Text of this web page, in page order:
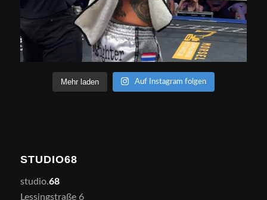
Mehr laden Auf Instagram folgen
STUDIO68
studio.68
Lessingstraße 6